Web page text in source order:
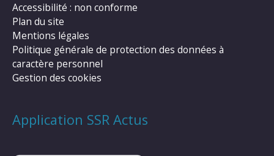
Accessibilité : non conforme
Plan du site
Mentions légales
Politique générale de protection des données à
caractère personnel
Gestion des cookies
Application SSR Actus